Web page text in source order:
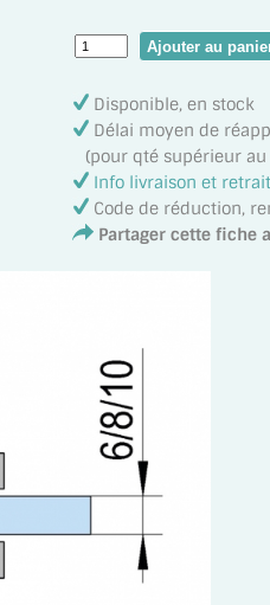
Disponible, en stock
Délai moyen de
(pour qté supérieur au
Info livraison et retrait
Code de réduction,
Partager cette fiche